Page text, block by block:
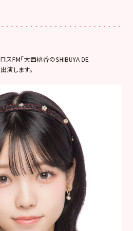
FM「大西桃香のSHIBUYA DE
演します。